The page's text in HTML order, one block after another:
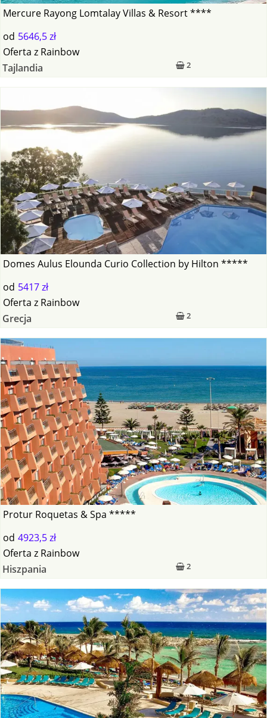
Mercure Rayong Lomtalay Villas & Resort ****
od 5646,5 zł
2
Oferta z Rainbow
Tajlandia
Domes Aulus Elounda Curio Collection by Hilton *****
od 5417 zł
2
Oferta z Rainbow
Grecja
Protur Roquetas & Spa *****
od 4923,5 zł
2
Oferta z Rainbow
Hiszpania